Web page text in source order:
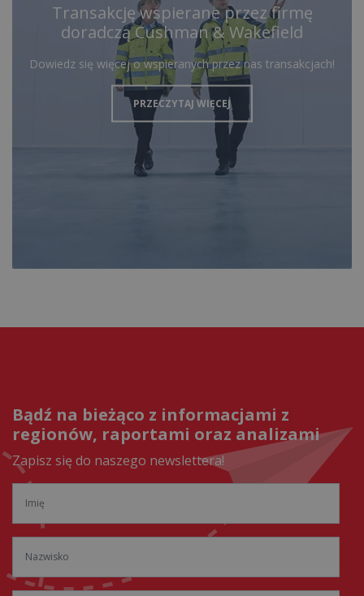
Transakcję wspierane przez firmę
doradczą Cushman & Wakefield
Dowiedz się więcej o wspieranych przez nas transakcjach!
PRZECZYTAJ WIĘCEJ
Bądź na bieżąco z informacjami z
regionów, raportami oraz analizami
Zapisz się do naszego newslettera!